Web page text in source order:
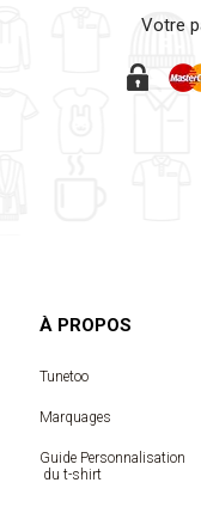
Votre
À PROPOS
Tunetoo
Marquages
Guide Personnalisation
du t-shirt